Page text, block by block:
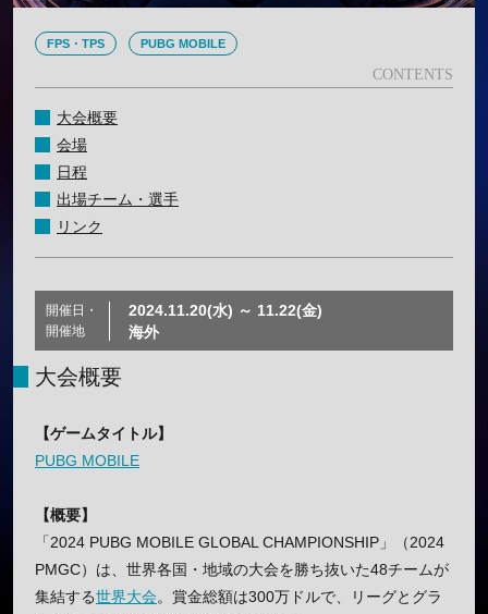
FPS・TPS PUBG MOBILE
大会概要
会場
日程
出場チーム・選手
リンク
開催日・
開催地
2024.11.20(水) ～ 11.22(金)
海外
大会概要
【ゲームタイトル】
PUBG MOBILE
【概要】
「2024 PUBG MOBILE GLOBAL CHAMPIONSHIP」（2024
PMGC）は、世界各国・地域の大会を勝ち抜いた48チームが
集結する世界大会。賞金総額は300万ドルで、リーグとグラ